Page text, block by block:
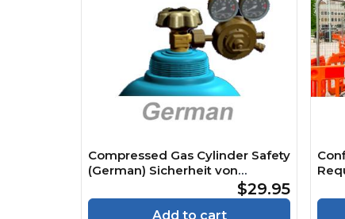
Compressed Gas Cylinder Safety
(German) Sicherheit von
Druckgasflaschen Course$29.95
Add to cart